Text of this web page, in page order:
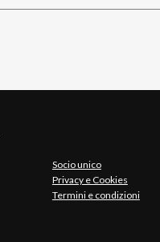
Socio unico
Privacy e Cookies
Termini e condizioni